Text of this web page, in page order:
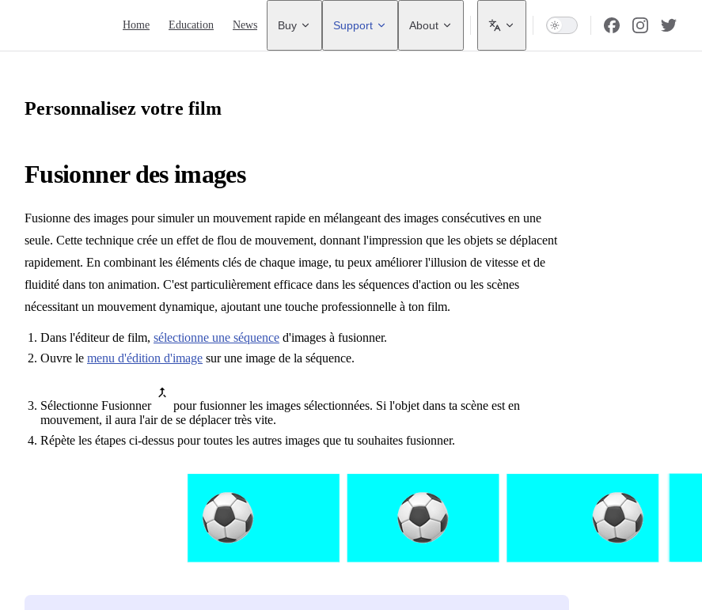
Home Education News Buy Support About
Personnalisez votre film
Fusionner des images
Fusionne des images pour simuler un mouvement rapide en mélangeant des images consécutives en une
seule. Cette technique crée un effet de flou de mouvement, donnant l'impression que les objets se déplacent
rapidement. En combinant les éléments clés de chaque image, tu peux améliorer l'illusion de vitesse et de
fluidité dans ton animation. C'est particulièrement efficace dans les séquences d'action ou les scènes
nécessitant un mouvement dynamique, ajoutant une touche professionnelle à ton film.
Dans l'éditeur de film, sélectionne une séquence d'images à fusionner.
Ouvre le menu d'édition d'image sur une image de la séquence.
Sélectionne Fusionner
pour fusionner les images sélectionnées. Si l'objet dans ta scène est en
mouvement, il aura l'air de se déplacer très vite.
Répète les étapes ci-dessus pour toutes les autres images que tu souhaites fusionner.